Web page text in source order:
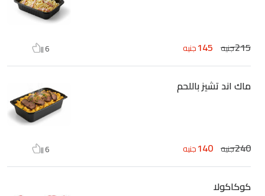
215جنيه 145جنيه 6
ماك اند تشيز باللحم
240جنيه 140جنيه 6
كوكاكولا